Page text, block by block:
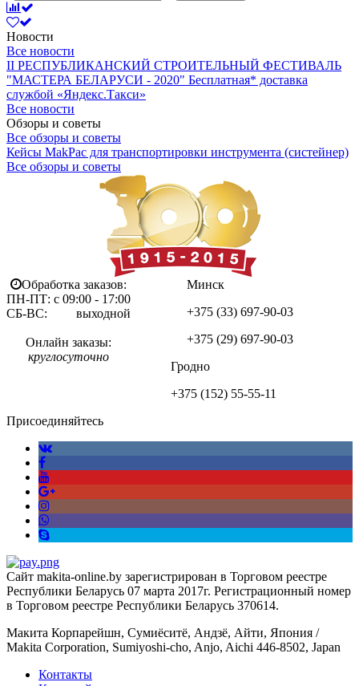
Новости
Все новости
II РЕСПУБЛИКАНСКИЙ СТРОИТЕЛЬНЫЙ ФЕСТИВАЛЬ
"МАСТЕРА БЕЛАРУСИ - 2020" Бесплатная* доставка
службой «Яндекс.Такси»
Все новости
Обзоры и советы
Все обзоры и советы
Кейсы MakPac для транспортировки инструмента (систейнер)
Все обзоры и советы
Обработка заказов:
ПН-ПТ: с 09:00 - 17:00
СБ-ВС: выходной
Онлайн заказы:
круглосуточно
Минск
+375 (33) 697-90-03
+375 (29) 697-90-03
Гродно
+375 (152) 55-55-11
Присоединяйтесь
Сайт makita-online.by зарегистрирован в Торговом реестре
Республики Беларусь 07 марта 2017г. Регистрационный номер
в Торговом реестре Республики Беларусь 370614.
Макита Корпарейшн, Сумиёситё, Андзё, Айти, Япония /
Makita Corporation, Sumiyoshi-cho, Anjo, Aichi 446-8502, Japan
Контакты